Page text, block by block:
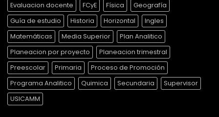
Evaluacion docente
FCyE Física
Geografía
Guía de estudio
Historia Horizontal
Ingles
Matemáticas
Media Superior
Plan Analitico
Planeacion por proyecto
Planeacion trimestral
Preescolar
Primaria
Proceso de Promoción
Programa Analitico
Quimica Secundaria
Supervisor
USICAMM